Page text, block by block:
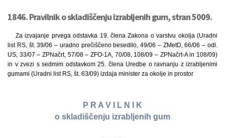
1846. Pravilnik o skladiščenju izrabljenih gum, stran 5009.
Za izvajanje prvega odstavka 19. člena Zakona o varstvu okolja (Uradni
list RS, št. 39/06 – uradno prečiščeno besedilo, 49/06 – ZMetD, 66/06 – odl.
US, 33/07 – ZPNačrt, 57/08 – ZFO-1A, 70/08, 108/09 – ZPNačrt-A in 108/09)
in v zvezi s sedmim odstavkom 25. člena Uredbe o ravnanju z izrabljenimi
gumami (Uradni list RS, št. 63/09) izdaja minister za okolje in prostor
P R A V I L N I K
o skladiščenju izrabljenih gum